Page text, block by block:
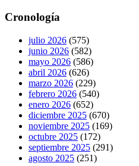
Cronología
julio 2026 (575)
junio 2026 (582)
mayo 2026 (586)
abril 2026 (626)
marzo 2026 (229)
febrero 2026 (540)
enero 2026 (652)
diciembre 2025 (670)
noviembre 2025 (169)
octubre 2025 (172)
septiembre 2025 (291)
agosto 2025 (251)